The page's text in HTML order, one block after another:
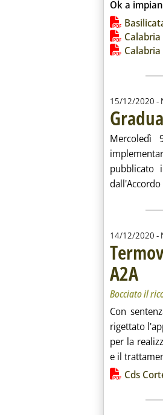
Ok a
Lista
15/12/2020 -
Mercoledì
14/12/2020 -
A2A
Bocciato il
Con
rigettato
per la
e il
Lista
Cds